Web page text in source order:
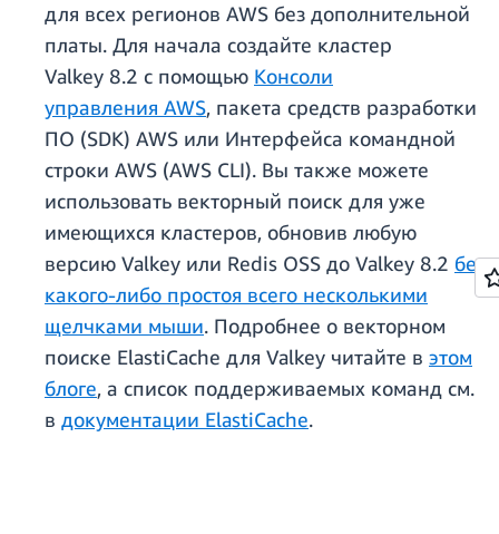
для всех регионов AWS без дополнительной
платы. Для начала создайте кластер
Valkey 8.2 с помощью Консоли
управления AWS, пакета средств разработки
ПО (SDK) AWS или Интерфейса командной
строки AWS (AWS CLI). Вы также можете
использовать векторный поиск для уже
имеющихся кластеров, обновив любую
версию Valkey или Redis OSS до Valkey 8.2 без
какого-либо простоя всего несколькими
щелчками мыши. Подробнее о векторном
поиске ElastiCache для Valkey читайте в этом
блоге, а список поддерживаемых команд см.
в документации ElastiCache.